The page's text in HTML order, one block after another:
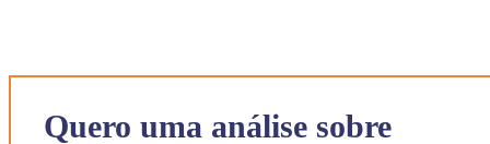
Quero uma análise sobre